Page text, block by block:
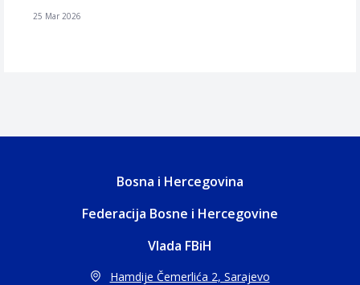
25 Mar 2026
Bosna i Hercegovina
Federacija Bosne i Hercegovine
Vlada FBiH
Hamdije Čemerlića 2, Sarajevo